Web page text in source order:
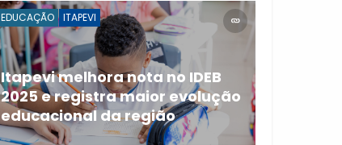
EDUCAÇÃO ITAPEVI
Itapevi melhora nota no IDEB
2025 e registra maior evolução
educacional da região
A rede municipal de ensino